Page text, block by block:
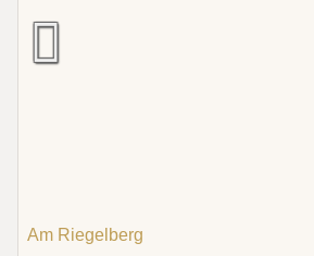
Am Riegelberg